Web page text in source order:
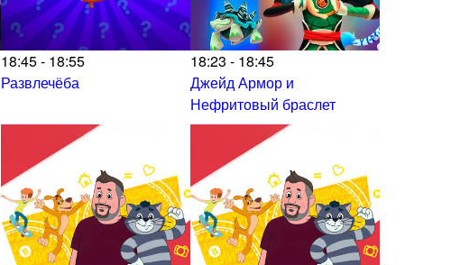
18:45 - 18:55
Развлечёба
18:23 - 18:45
Джейд Армор и
Нефритовый браслет